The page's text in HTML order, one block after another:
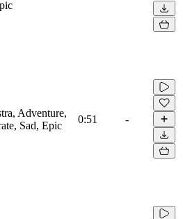
Adventure,
Sad, Epic
0:51 -